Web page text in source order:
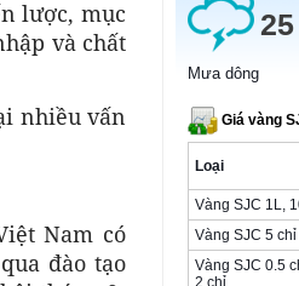
lược, mục
và chất
nhiều vấn
Nam có
đào tạo